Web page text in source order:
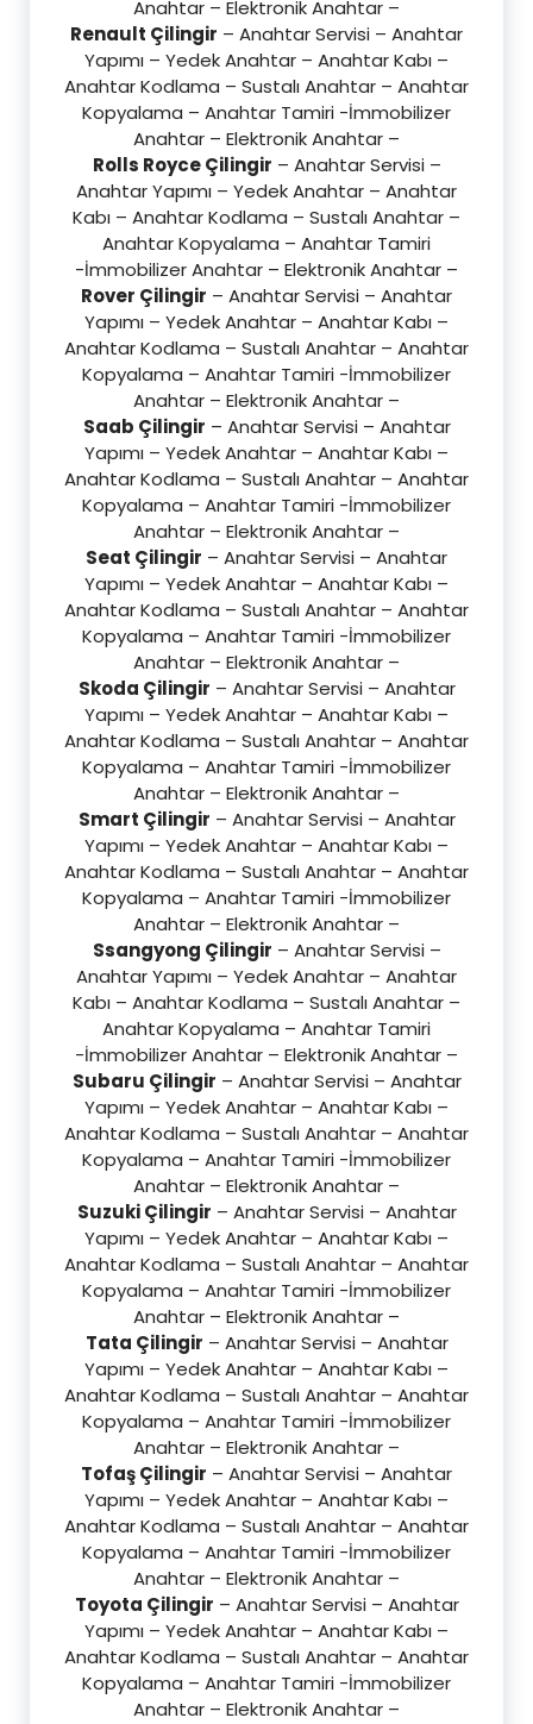
Anahtar – Elektronik Anahtar –
Renault Çilingir – Anahtar Servisi – Anahtar
Yapımı – Yedek Anahtar – Anahtar Kabı –
Anahtar Kodlama – Sustalı Anahtar – Anahtar
Kopyalama – Anahtar Tamiri -İmmobilizer
Anahtar – Elektronik Anahtar –
Rolls Royce Çilingir – Anahtar Servisi –
Anahtar Yapımı – Yedek Anahtar – Anahtar
Kabı – Anahtar Kodlama – Sustalı Anahtar –
Anahtar Kopyalama – Anahtar Tamiri
-İmmobilizer Anahtar – Elektronik Anahtar –
Rover Çilingir – Anahtar Servisi – Anahtar
Yapımı – Yedek Anahtar – Anahtar Kabı –
Anahtar Kodlama – Sustalı Anahtar – Anahtar
Kopyalama – Anahtar Tamiri -İmmobilizer
Anahtar – Elektronik Anahtar –
Saab Çilingir – Anahtar Servisi – Anahtar
Yapımı – Yedek Anahtar – Anahtar Kabı –
Anahtar Kodlama – Sustalı Anahtar – Anahtar
Kopyalama – Anahtar Tamiri -İmmobilizer
Anahtar – Elektronik Anahtar –
Seat Çilingir – Anahtar Servisi – Anahtar
Yapımı – Yedek Anahtar – Anahtar Kabı –
Anahtar Kodlama – Sustalı Anahtar – Anahtar
Kopyalama – Anahtar Tamiri -İmmobilizer
Anahtar – Elektronik Anahtar –
Skoda Çilingir – Anahtar Servisi – Anahtar
Yapımı – Yedek Anahtar – Anahtar Kabı –
Anahtar Kodlama – Sustalı Anahtar – Anahtar
Kopyalama – Anahtar Tamiri -İmmobilizer
Anahtar – Elektronik Anahtar –
Smart Çilingir – Anahtar Servisi – Anahtar
Yapımı – Yedek Anahtar – Anahtar Kabı –
Anahtar Kodlama – Sustalı Anahtar – Anahtar
Kopyalama – Anahtar Tamiri -İmmobilizer
Anahtar – Elektronik Anahtar –
Ssangyong Çilingir – Anahtar Servisi –
Anahtar Yapımı – Yedek Anahtar – Anahtar
Kabı – Anahtar Kodlama – Sustalı Anahtar –
Anahtar Kopyalama – Anahtar Tamiri
-İmmobilizer Anahtar – Elektronik Anahtar –
Subaru Çilingir – Anahtar Servisi – Anahtar
Yapımı – Yedek Anahtar – Anahtar Kabı –
Anahtar Kodlama – Sustalı Anahtar – Anahtar
Kopyalama – Anahtar Tamiri -İmmobilizer
Anahtar – Elektronik Anahtar –
Suzuki Çilingir – Anahtar Servisi – Anahtar
Yapımı – Yedek Anahtar – Anahtar Kabı –
Anahtar Kodlama – Sustalı Anahtar – Anahtar
Kopyalama – Anahtar Tamiri -İmmobilizer
Anahtar – Elektronik Anahtar –
Tata Çilingir – Anahtar Servisi – Anahtar
Yapımı – Yedek Anahtar – Anahtar Kabı –
Anahtar Kodlama – Sustalı Anahtar – Anahtar
Kopyalama – Anahtar Tamiri -İmmobilizer
Anahtar – Elektronik Anahtar –
Tofaş Çilingir – Anahtar Servisi – Anahtar
Yapımı – Yedek Anahtar – Anahtar Kabı –
Anahtar Kodlama – Sustalı Anahtar – Anahtar
Kopyalama – Anahtar Tamiri -İmmobilizer
Anahtar – Elektronik Anahtar –
Toyota Çilingir – Anahtar Servisi – Anahtar
Yapımı – Yedek Anahtar – Anahtar Kabı –
Anahtar Kodlama – Sustalı Anahtar – Anahtar
Kopyalama – Anahtar Tamiri -İmmobilizer
Anahtar – Elektronik Anahtar –